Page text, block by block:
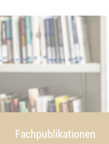
Fachpublikationen